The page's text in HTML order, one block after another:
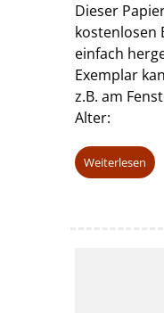
Dieser
kostenlosen
einfach
Exemplar
z.B. am
Alter:
Weiterlesen